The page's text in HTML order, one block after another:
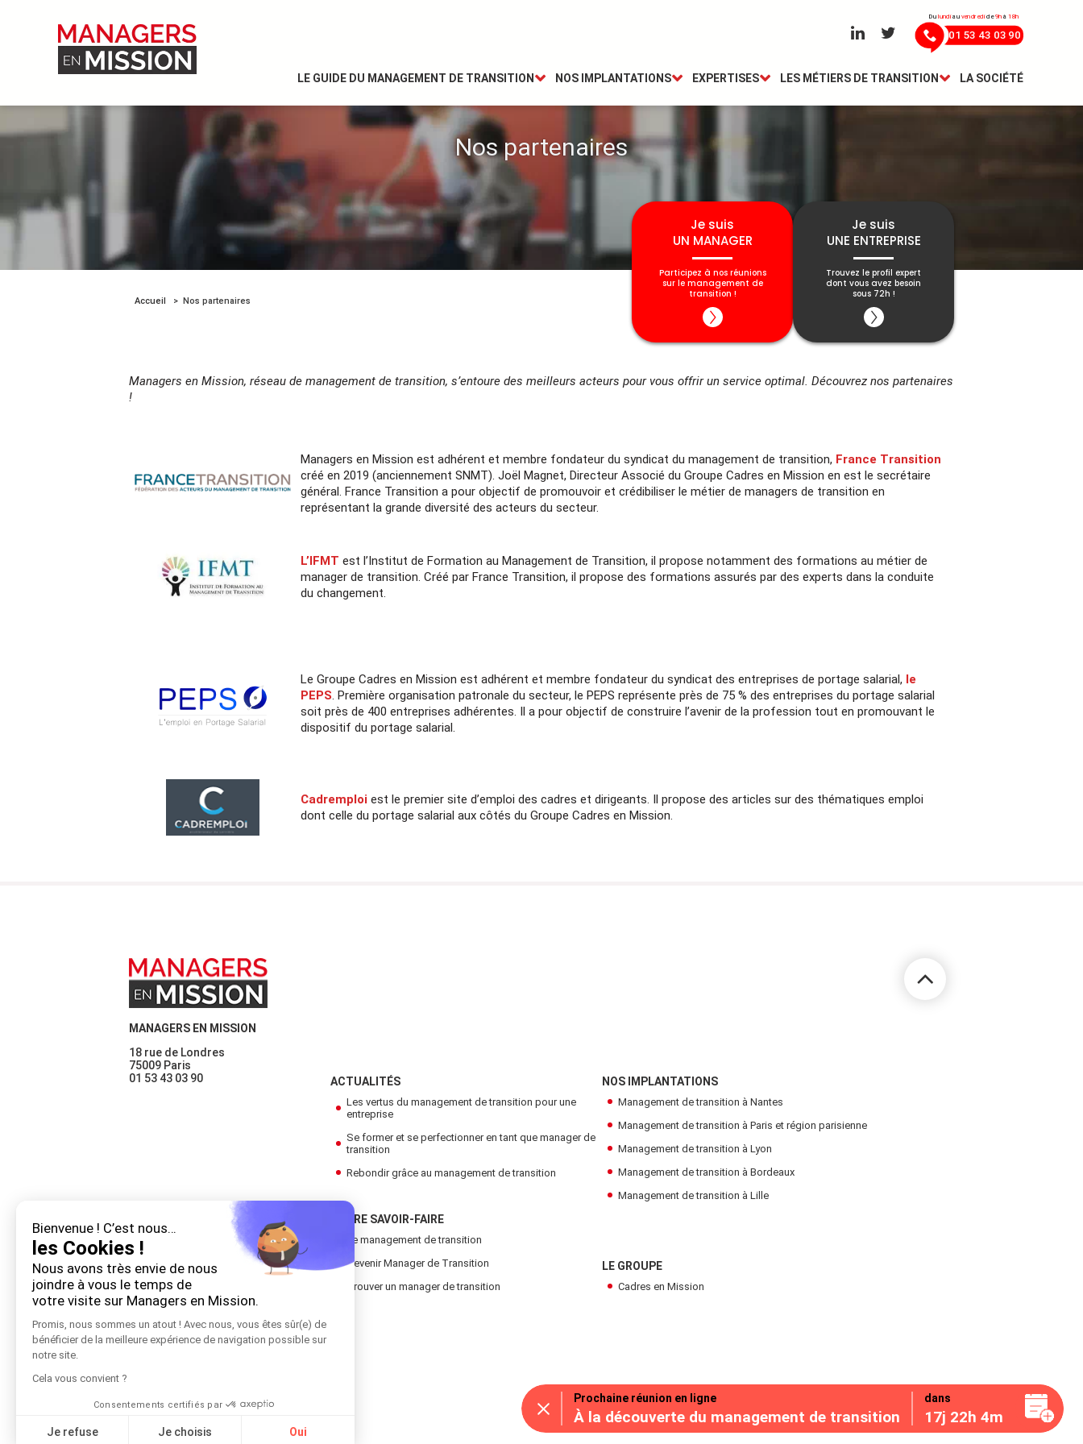
Du lundiau vendredide9h à18h
01 53 43 03 90
LE GUIDE DU MANAGEMENT DE TRANSITION NOS IMPLANTATIONS EXPERTISES LES MÉTIERS DE TRANSITION LA SOCIÉTÉ
Nos partenaires
Je suis
UN MANAGER
Participez à nos réunions
sur le management de
transition !
Je suis
UNE ENTREPRISE
Trouvez le profil expert
dont vous avez besoin
sous 72h !
Accueil Nos partenaires
Managers en Mission, réseau de management de transition, s’entoure des meilleurs acteurs pour vous offrir un service optimal. Découvrez nos partenaires
!
Managers en Mission est adhérent et membre fondateur du syndicat du management de transition, France Transition
créé en 2019 (anciennement SNMT). Joël Magnet, Directeur Associé du Groupe Cadres en Mission en est le secrétaire
général. France Transition a pour objectif de promouvoir et crédibiliser le métier de managers de transition en
représentant la grande diversité des acteurs du secteur.
L’IFMT est l’Institut de Formation au Management de Transition, il propose notamment des formations au métier de
manager de transition. Créé par France Transition, il propose des formations assurés par des experts dans la conduite
du changement.
Le Groupe Cadres en Mission est adhérent et membre fondateur du syndicat des entreprises de portage salarial, le
PEPS. Première organisation patronale du secteur, le PEPS représente près de 75 % des entreprises du portage salarial
soit près de 400 entreprises adhérentes. Il a pour objectif de construire l’avenir de la profession tout en promouvant le
dispositif du portage salarial.
Cadremploi est le premier site d’emploi des cadres et dirigeants. Il propose des articles sur des thématiques emploi
dont celle du portage salarial aux côtés du Groupe Cadres en Mission.
Prochaine réunion en ligne
À la découverte du management de transition
dans
17j 22h 4m
Vous souhaitez en savoir plus sur le métier de manager
de transition, le portage salarial et le fonctionnement
Prochaine réunion le 24 août à 14h00
MANAGERS EN MISSION
18 rue de Londres
75009 Paris
01 53 43 03 90
ACTUALITÉS
Les vertus du management de transition pour une
entreprise
Se former et se perfectionner en tant que manager de
transition
Rebondir grâce au management de transition
NOS IMPLANTATIONS
Management de transition à Nantes
Management de transition à Paris et région parisienne
Management de transition à Lyon
Management de transition à Bordeaux
Management de transition à Lille
NOTRE SAVOIR-FAIRE
Le management de transition
Devenir Manager de Transition
Trouver un manager de transition
LE GROUPE
Cadres en Mission
Bienvenue ! C’est nous…
les Cookies !
Nous avons très envie de nous
joindre à vous le temps de
votre visite sur Managers en Mission.
Promis, nous sommes un atout ! Avec nous, vous êtes sûr(e) de
bénéficier de la meilleure expérience de navigation possible sur
notre site.
Cela vous convient ?
Consentements certifiés par
Je refuse Je choisis Oui